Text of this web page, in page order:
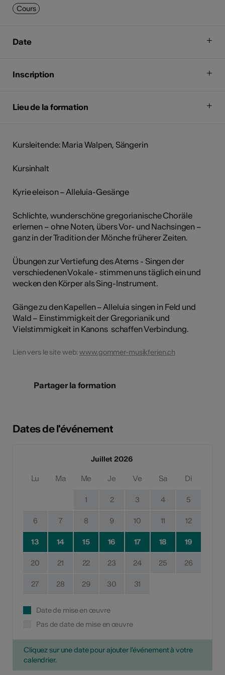
Cours
Date
Inscription
Lieu de la formation
Kursleitende: Maria Walpen, Sängerin
Kursinhalt
Kyrie eleison – Alleluia-Gesänge
Schlichte, wunderschöne gregorianische Choräle
erlernen – ohne Noten, übers Vor- und Nachsingen –
ganz in der Tradition der Mönche früherer Zeiten.
Übungen zur Vertiefung des Atems - Singen der
verschiedenen Vokale - stimmen uns täglich ein und
wecken den Körper als Sing-Instrument.
Gänge zu den Kapellen – Alleluia singen in Feld und
Wald – Einstimmigkeit der Gregorianik und
Vielstimmigkeit in Kanons schaffen Verbindung.
Lien vers le site web:www.gommer-musikferien.ch
Partager la formation
Dates de l'événement
Juillet 2026
Lu Ma Me Je Ve Sa Di
1 2 3 4 5
6 7 8 9 10 11 12
13 14 15 16 17 18 19
20 21 22 23 24 25 26
27 28 29 30 31
Date de mise en œuvre
Pas de date de mise en œuvre
Cliquez sur une date pour ajouter l'événement à votre
calendrier.